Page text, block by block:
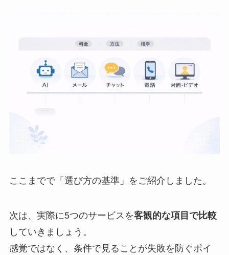
ここまでで「選び方の基準」をご紹介しました。
次は、実際に5つのサービスを客観的な項目で比較
していきましょう。
感覚ではなく、条件で見ることが失敗を防ぐポイ